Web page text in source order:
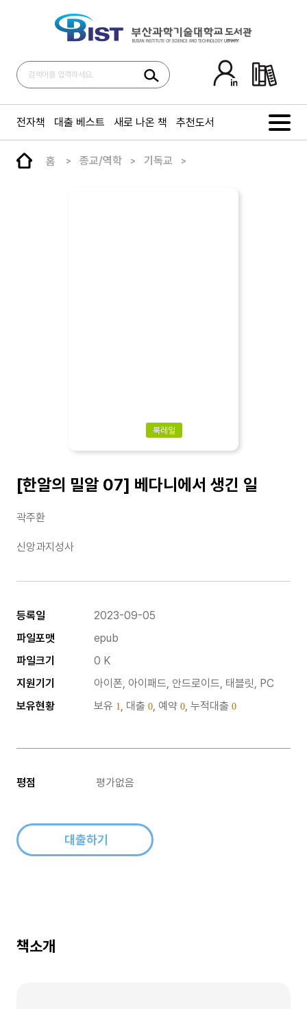
전자책 대출 베스트 새로 나온 책 추천도서
홈 종교/역학 기독교
북레일
[한알의 밀알 07] 베다니에서 생긴 일
곽주환
신앙과지성사
등록일
2023-09-05
파일포맷
epub
파일크기
0 K
지원기기
아이폰, 아이패드, 안드로이드, 태블릿, PC
보유현황
보유 1 , 대출 0 , 예약 0 , 누적대출 0
평점 평가없음
대출하기
책소개